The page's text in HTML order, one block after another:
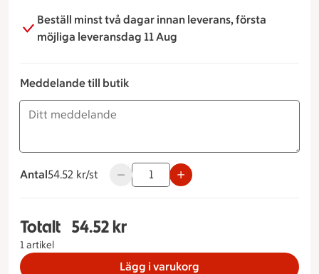
Beställ minst två dagar innan leverans, första
möjliga leveransdag 11 Aug
Meddelande till butik
Antal
54.52 kronor styck
54.52 kr/st Använd knapparna för att minska eller
Totalt
1 artikel
Totalt 1 stycken Kräftmacka, 54.52 kronor
54.52 kr
Lägg i varukorg